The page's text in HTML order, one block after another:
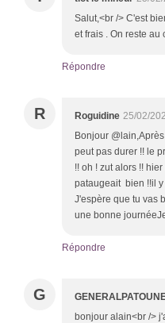
Salut,<br /> C'est
et frais . On reste
Répondre
R Roguidine 25/02/
Bonjour
peut pas durer !! le
!! oh ! zut alors !!
pataugeait bien !!il
J'espère que tu vas
une bonne
Répondre
G
bonjour alain<br />